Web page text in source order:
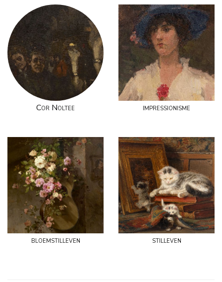
Cor Noltee impressionisme
bloemstilleven stilleven